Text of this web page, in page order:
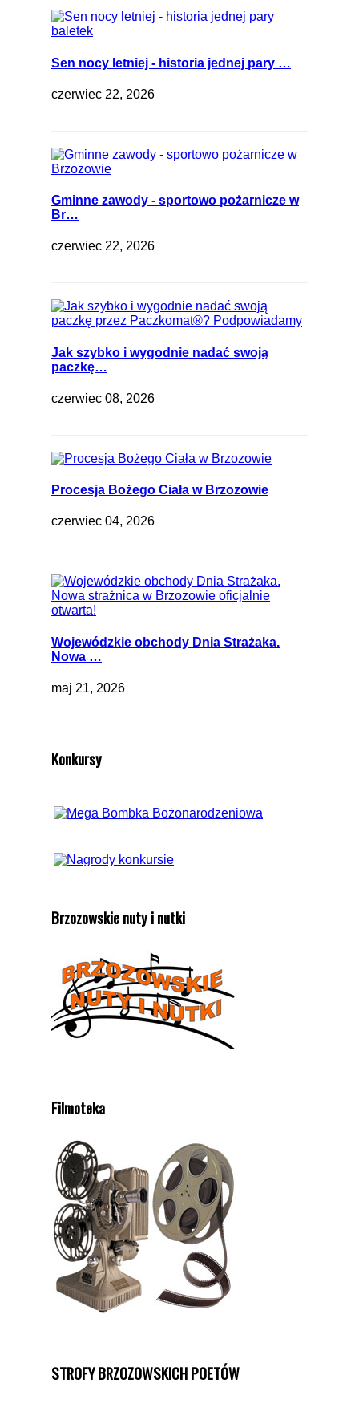
Sen nocy letniej - historia jednej pary …
czerwiec 22, 2026
Gminne zawody - sportowo pożarnicze w
Br…
czerwiec 22, 2026
Jak szybko i wygodnie nadać swoją
paczkę…
czerwiec 08, 2026
Procesja Bożego Ciała w Brzozowie
czerwiec 04, 2026
Wojewódzkie obchody Dnia Strażaka.
Nowa …
maj 21, 2026
Konkursy
Brzozowskie nuty i nutki
Filmoteka
STROFY BRZOZOWSKICH POETÓW